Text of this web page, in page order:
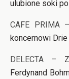
ulubione soki
CAFE PRIMA
koncernowi
DELECTA –
Ferdynand